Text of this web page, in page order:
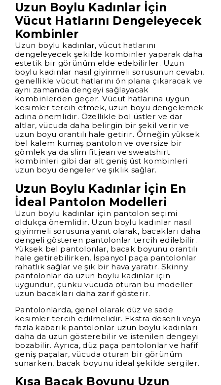
Uzun Boylu Kadınlar İçin
Vücut Hatlarını Dengeleyecek
Kombinler
Uzun boylu kadınlar, vücut hatlarını
dengeleyecek şekilde kombinler yaparak daha
estetik bir görünüm elde edebilirler. Uzun
boylu kadınlar nasıl giyinmeli sorusunun cevabı,
genellikle vücut hatlarını ön plana çıkaracak ve
aynı zamanda dengeyi sağlayacak
kombinlerden geçer. Vücut hatlarına uygun
kesimler tercih etmek, uzun boyu dengelemek
adına önemlidir. Özellikle bol üstler ve dar
altlar, vücuda daha belirgin bir şekil verir ve
uzun boyu orantılı hale getirir. Örneğin yüksek
bel kalem kumaş pantolon ve oversize bir
gömlek ya da slim fit jean ve sweatshirt
kombinleri gibi dar alt geniş üst kombinleri
uzun boyu dengeler ve şıklık sağlar.
Uzun Boylu Kadınlar İçin En
İdeal Pantolon Modelleri
Uzun boylu kadınlar için pantolon seçimi
oldukça önemlidir. Uzun boylu kadınlar nasıl
giyinmeli sorusuna yanıt olarak, bacakları daha
dengeli gösteren pantolonlar tercih edilebilir.
Yüksek bel pantolonlar, bacak boyunu orantılı
hale getirebilirken, İspanyol paça pantolonlar
rahatlık sağlar ve şık bir hava yaratır. Skinny
pantolonlar da uzun boylu kadınlar için
uygundur, çünkü vücuda oturan bu modeller
uzun bacakları daha zarif gösterir.
Pantolonlarda, genel olarak düz ve sade
kesimler tercih edilmelidir. Ekstra desenli veya
fazla kabarık pantolonlar uzun boylu kadınları
daha da uzun gösterebilir ve istenilen dengeyi
bozabilir. Ayrıca, düz paça pantolonlar ve hafif
geniş paçalar, vücuda oturan bir görünüm
sunarken, bacak boyunu ideal şekilde sergiler.
Kısa Bacak Boyunu Uzun